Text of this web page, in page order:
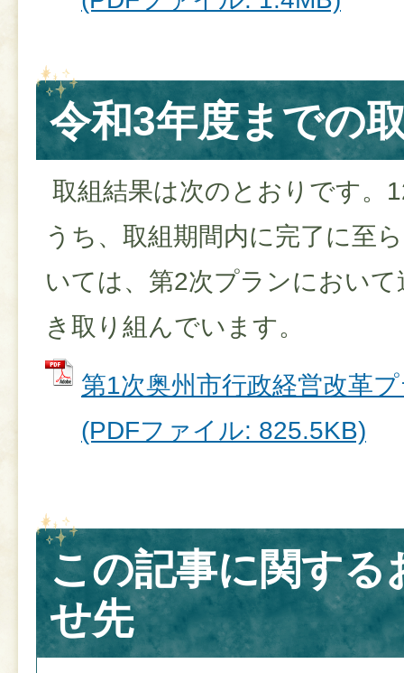
令和3年度までの
取組結果は次のとおりです。
うち、取組期間内に完了に至
いては、第2次プランにおい
き取り組んでいます。
第1次奥州市行政経営改革
(PDFファイル: 825.5KB)
この記事に関する
せ先